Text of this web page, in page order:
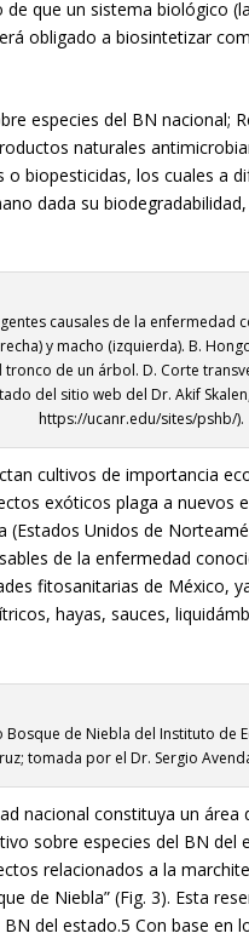
que un sistema biológico
obligado a biosintetizar
especies del BN nacional;
naturales
biopesticidas, los cuales a
dada su
causales de la enfermedad
y macho (izquierda). B.
de un árbol. D. Corte
del sitio web del Dr. Akif
https://ucanr.edu/sites/pshb/).
cultivos de importancia
exóticos plaga a
(Estados Unidos de
de la enfermedad
fitosanitarias de México,
hayas, sauces,
Bosque de Niebla del Instituto de
tomada por el Dr. Sergio
nacional constituya un
sobre especies del BN
relacionados a la
de Niebla” (Fig. 3). Esta
del estado.5 Con base en